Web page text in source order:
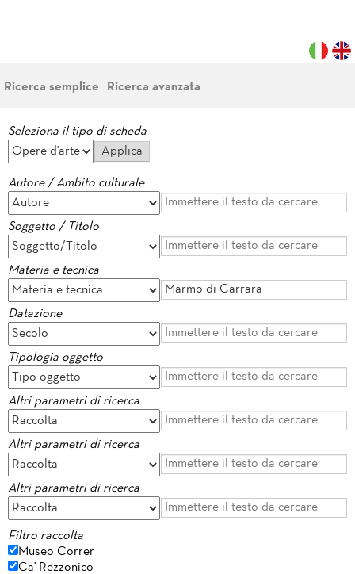
Ricerca semplice Ricerca avanzata
Seleziona il tipo di scheda
Autore / Ambito culturale
Soggetto / Titolo
Materia e tecnica
Datazione
Tipologia oggetto
Altri parametri di ricerca
Altri parametri di ricerca
Altri parametri di ricerca
Filtro raccolta
Museo Correr
Ca' Rezzonico